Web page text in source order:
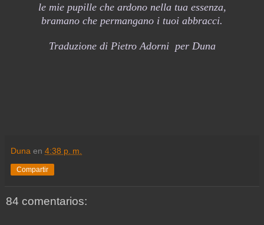
le mie pupille che ardono nella tua essenza,
bramano che permangano i tuoi abbracci.
Traduzione di Pietro Adorni per Duna
Duna en 4:38 p. m.
Compartir
84 comentarios: